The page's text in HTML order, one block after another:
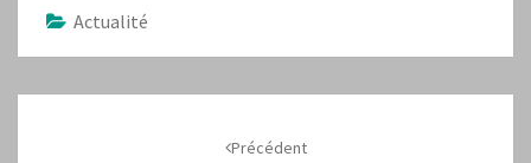
Actualité
Précédent